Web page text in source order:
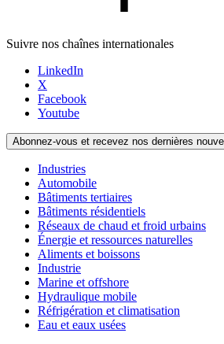
Suivre nos chaînes internationales
LinkedIn
X
Facebook
Youtube
Abonnez-vous et recevez nos dernières
Industries
Automobile
Bâtiments tertiaires
Bâtiments résidentiels
Réseaux de chaud et froid urbains
Énergie et ressources naturelles
Aliments et boissons
Industrie
Marine et offshore
Hydraulique mobile
Réfrigération et climatisation
Eau et eaux usées